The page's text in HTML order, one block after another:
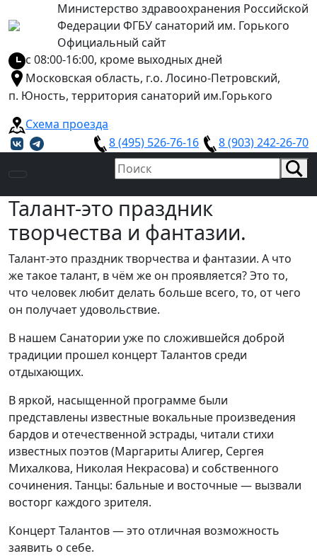
Министерство здравоохранения Российской
Федерации ФГБУ санаторий им. Горького
Официальный сайт
с 08:00-16:00, кроме выходных дней
Московская область, г.о. Лосино-Петровский,
п. Юность, территория санаторий им.Горького
Схема проезда
8 (495) 526-76-16
8 (903) 242-26-70
Талант-это праздник
творчества и фантазии.
Талант-это праздник творчества и фантазии. А что
же такое талант, в чём же он проявляется? Это то,
что человек любит делать больше всего, то, от чего
он получает удовольствие.
В нашем Санатории уже по сложившейся доброй
традиции прошел концерт Талантов среди
отдыхающих.
В яркой, насыщенной программе были
представлены известные вокальные произведения
бардов и отечественной эстрады, читали стихи
известных поэтов (Маргариты Алигер, Сергея
Михалкова, Николая Некрасова) и собственного
сочинения. Танцы: бальные и восточные — вызвали
восторг каждого зрителя.
Концерт Талантов — это отличная возможность
заявить о себе.